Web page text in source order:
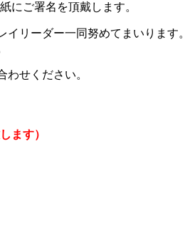
にご署名を頂戴します。
リーダー一同努めてまいります。
せください。
ます）